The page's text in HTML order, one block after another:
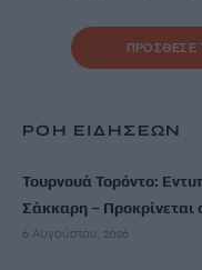
ΠΡΟΣΘΕΣΕ
ΡΟΗ ΕΙΔΗΣΕΩΝ
Τουρνουά Τορόντο:
Σάκκαρη – Προκρίνεται
6 Αυγούστου, 2026